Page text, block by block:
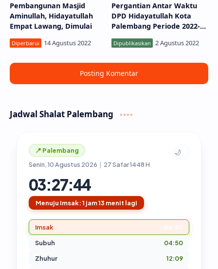
Pembangunan Masjid
Aminullah, Hidayatullah
Empat Lawang, Dimulai
Pergantian Antar Waktu
DPD Hidayatullah Kota
Palembang Periode 2022-
Posting Komentar
Jadwal Shalat Palembang
📍 Palembang
Senin, 10 Agustus 2026 | 27 Safar 1448 H
🌙
03:27:45
Menuju Imsak: 1 jam 13 menit lagi
Imsak
Subuh
04:50
Zhuhur
12:09